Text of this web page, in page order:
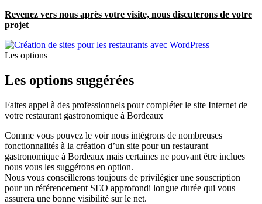
Revenez vers nous après votre visite, nous discuterons de votre
projet
Les options
Les options suggérées
Faites appel à des professionnels pour compléter le site Internet de
votre restaurant gastronomique à Bordeaux
Comme vous pouvez le voir nous intégrons de nombreuses
fonctionnalités à la création d’un site pour un restaurant
gastronomique à Bordeaux mais certaines ne pouvant être inclues
nous vous les suggérons en option.
Nous vous conseillerons toujours de privilégier une souscription
pour un référencement SEO approfondi longue durée qui vous
assurera une bonne visibilité sur le net.